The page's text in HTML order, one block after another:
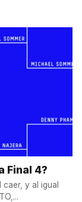
Final 4?
caer, y al igual